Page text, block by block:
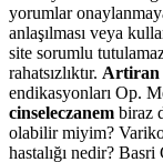
yorumlar
anlaşılması veya
site sorumlu
rahatsızlıktır. Artiran
endikasyonları Op.
cinseleczanem biraz
olabilir miyim?
hastalığı nedir?